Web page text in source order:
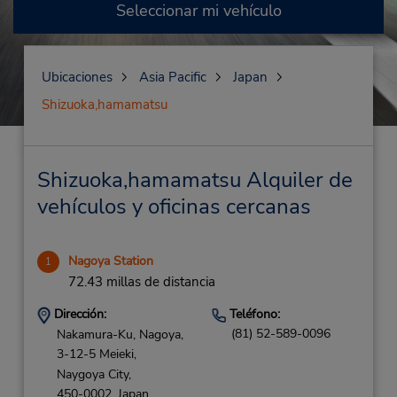
Seleccionar mi vehículo
Ubicaciones Asia Pacific
Japan
Shizuoka,hamamatsu
Shizuoka,hamamatsu Alquiler de
vehículos y oficinas cercanas
1 Nagoya Station
72.43 millas de distancia
Dirección:
Nakamura-Ku, Nagoya,
3-12-5 Meieki,
Naygoya City,
Teléfono:
(81) 52-589-0096